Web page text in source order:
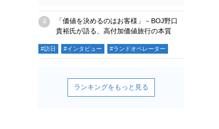
「価値を決めるのはお客様」－BOJ野口
貴裕氏が語る、高付加価値旅行の本質
#訪日 #インタビュー #ランドオペレーター